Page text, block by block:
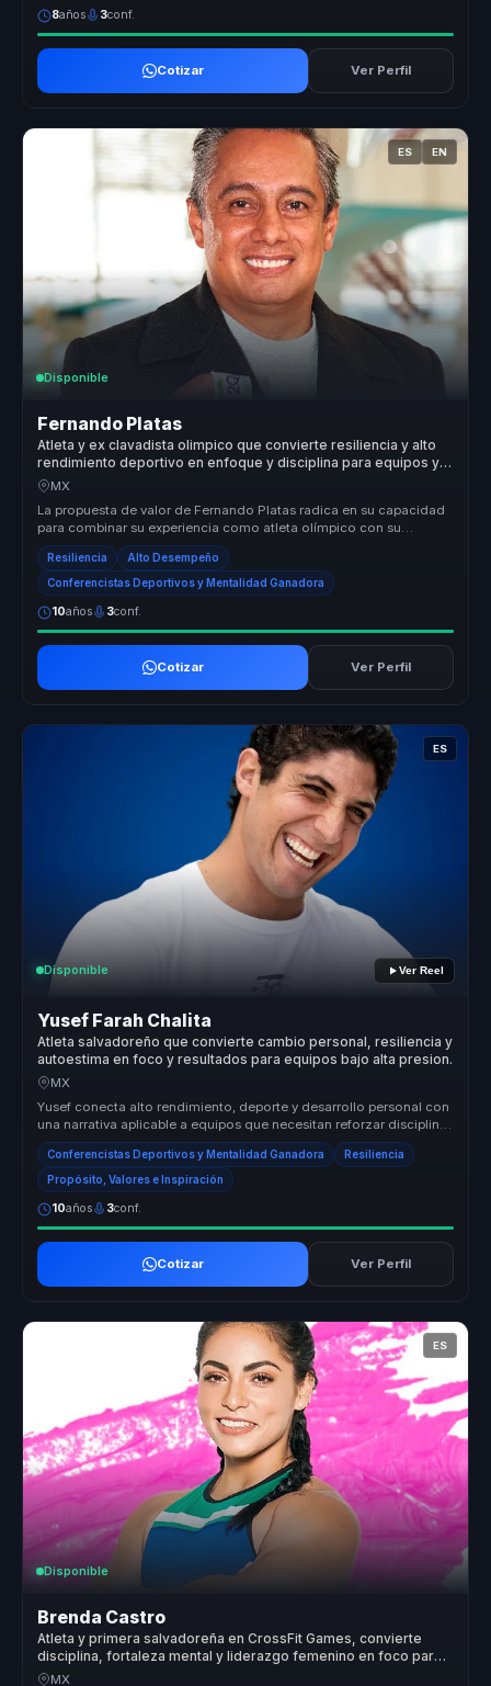
8años 3conf.
Cotizar Ver Perfil
ES EN
Disponible
Fernando Platas
Atleta y ex clavadista olimpico que convierte resiliencia y alto
rendimiento deportivo en enfoque y disciplina para equipos y
lideres.
MX
La propuesta de valor de Fernando Platas radica en su capacidad
para combinar su experiencia como atleta olímpico con su
conocimiento en ...
Resiliencia Alto Desempeño
Conferencistas Deportivos y Mentalidad Ganadora
10años 3conf.
Cotizar Ver Perfil
ES
Disponible Ver Reel
Yusef Farah Chalita
Atleta salvadoreño que convierte cambio personal, resiliencia y
autoestima en foco y resultados para equipos bajo alta presion.
MX
Yusef conecta alto rendimiento, deporte y desarrollo personal con
una narrativa aplicable a equipos que necesitan reforzar disciplina,
re...
Conferencistas Deportivos y Mentalidad Ganadora Resiliencia
Propósito, Valores e Inspiración
10años 3conf.
Cotizar Ver Perfil
ES
Disponible
Brenda Castro
Atleta y primera salvadoreña en CrossFit Games, convierte
disciplina, fortaleza mental y liderazgo femenino en foco para
equipos.
MX